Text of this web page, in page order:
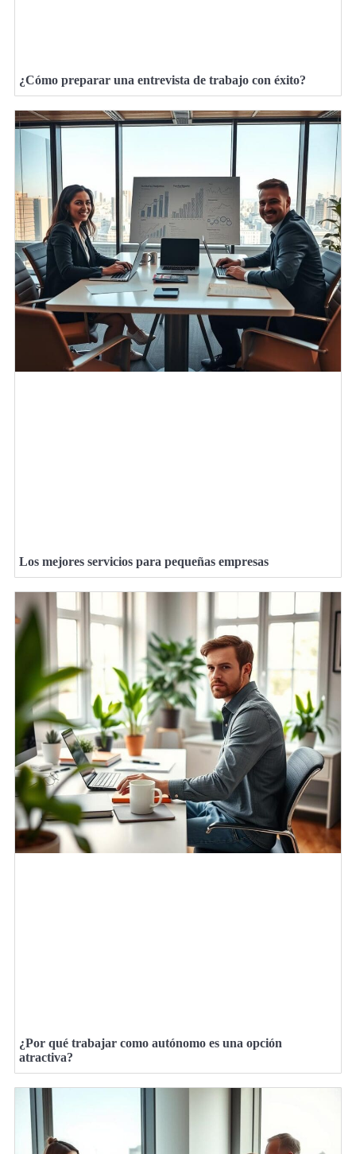
¿Cómo preparar una entrevista de trabajo con éxito?
Los mejores servicios para pequeñas empresas
¿Por qué trabajar como autónomo es una opción
atractiva?